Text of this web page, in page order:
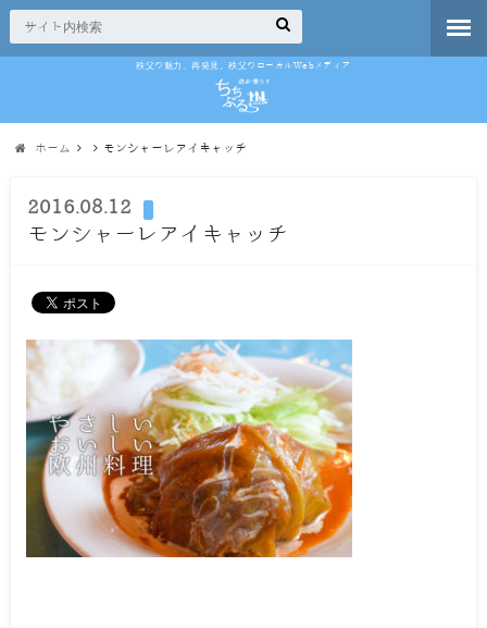
秩父の魅力、再発見。秩父のローカルWebメディア
ホーム モンシャーレアイキャッチ
2016.08.12
モンシャーレアイキャッチ